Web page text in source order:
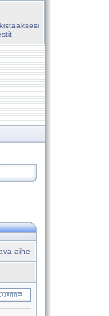
aihe